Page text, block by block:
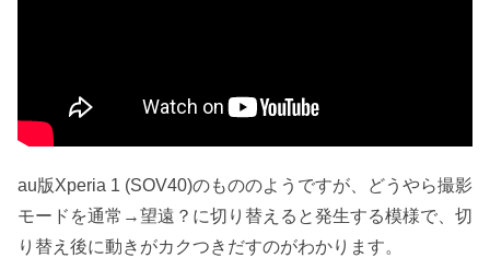
au版Xperia 1 (SOV40)のもののようですが、どうやら撮影
モードを通常→望遠？に切り替えると発生する模様で、切
り替え後に動きがカクつきだすのがわかります。